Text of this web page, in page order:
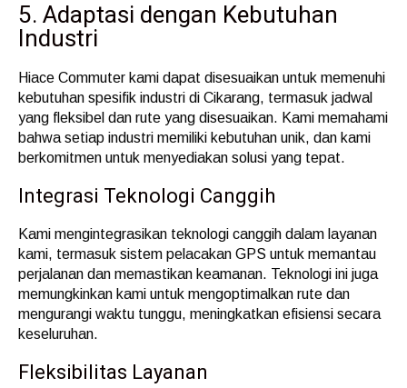
5. Adaptasi dengan Kebutuhan
Industri
Hiace Commuter kami dapat disesuaikan untuk memenuhi
kebutuhan spesifik industri di Cikarang, termasuk jadwal
yang fleksibel dan rute yang disesuaikan. Kami memahami
bahwa setiap industri memiliki kebutuhan unik, dan kami
berkomitmen untuk menyediakan solusi yang tepat.
Integrasi Teknologi Canggih
Kami mengintegrasikan teknologi canggih dalam layanan
kami, termasuk sistem pelacakan GPS untuk memantau
perjalanan dan memastikan keamanan. Teknologi ini juga
memungkinkan kami untuk mengoptimalkan rute dan
mengurangi waktu tunggu, meningkatkan efisiensi secara
keseluruhan.
Fleksibilitas Layanan